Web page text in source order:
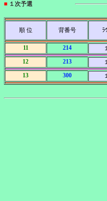
■ １次予選
順 位 背番号 ﾗ
11
214
12
213
13
300